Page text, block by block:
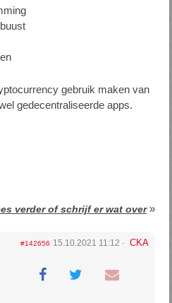
gebruik maken van
gedecentraliseerde apps.
verder of schrijf er wat over»
#142656 15.10.2021 11:12 CKA